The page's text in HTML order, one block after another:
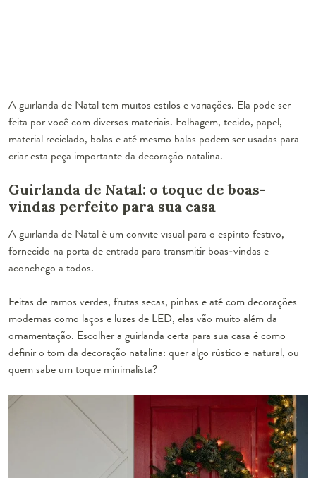
A guirlanda de Natal tem muitos estilos e variações. Ela pode ser
feita por você com diversos materiais. Folhagem, tecido, papel,
material reciclado, bolas e até mesmo balas podem ser usadas para
criar esta peça importante da decoração natalina.
Guirlanda de Natal: o toque de boas-
vindas perfeito para sua casa
A guirlanda de Natal é um convite visual para o espírito festivo,
fornecido na porta de entrada para transmitir boas-vindas e
aconchego a todos.
Feitas de ramos verdes, frutas secas, pinhas e até com decorações
modernas como laços e luzes de LED, elas vão muito além da
ornamentação. Escolher a guirlanda certa para sua casa é como
definir o tom da decoração natalina: quer algo rústico e natural, ou
quem sabe um toque minimalista?